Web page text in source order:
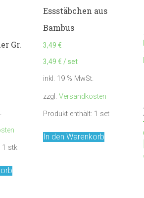
Gr.
stk
Essstäbchen aus
Bambus
3,49€
3,49€ /set
inkl. 19 % MwSt.
zzgl.Versandkosten
Produkt enthält: 1 set
In den Warenkorb